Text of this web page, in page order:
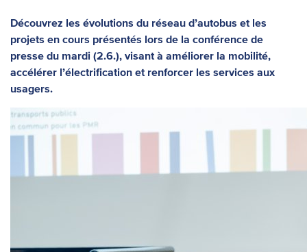
Découvrez les évolutions du réseau d’autobus et les
projets en cours présentés lors de la conférence de
presse du mardi (2.6.), visant à améliorer la mobilité,
accélérer l’électrification et renforcer les services aux
usagers.